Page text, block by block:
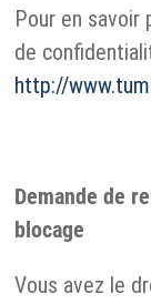
Pour en savoir
de
http://
Demande de
blocage
Vous avez le